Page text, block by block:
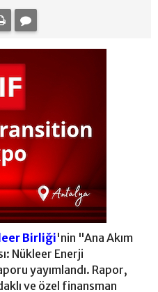
Birliği'nin "Ana Akım
Nükleer Enerji
yayımlandı. Rapor,
ve özel finansman